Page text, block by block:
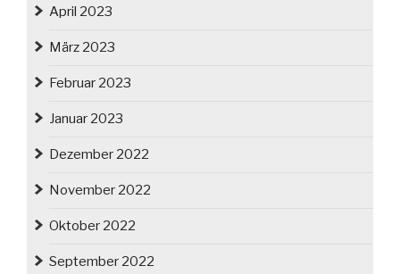
April 2023
März 2023
Februar 2023
Januar 2023
Dezember 2022
November 2022
Oktober 2022
September 2022